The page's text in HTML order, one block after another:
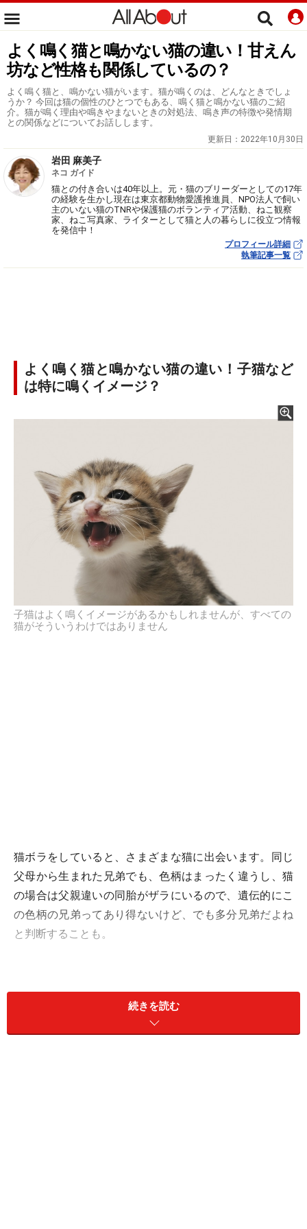
よく鳴く猫と鳴かない猫の違い！甘えん
坊など性格も関係しているの？
よく鳴く猫と、鳴かない猫がいます。猫が鳴くのは、どんなときでしょ
うか？ 今回は猫の個性のひとつでもある、鳴く猫と鳴かない猫のご紹
介。猫が鳴く理由や鳴きやまないときの対処法、鳴き声の特徴や発情期
との関係などについてお話しします。
更新日： 2022年10月30日
岩田 麻美子
ネコ ガイド
猫との付き合いは40年以上。元・猫のブリーダーとしての17年
の経験を生かし現在は東京都動物愛護推進員、NPO法人で飼い
主のいない猫のTNRや保護猫のボランティア活動、ねこ観察
家、ねこ写真家、ライターとして猫と人の暮らしに役立つ情報
を発信中！
プロフィール詳細
執筆記事一覧
よく鳴く猫と鳴かない猫の違い！子猫など
は特に鳴くイメージ？
子猫はよく鳴くイメージがあるかもしれませんが、すべての
猫がそういうわけではありません
猫ボラをしていると、さまざまな猫に出会います。同じ
父母から生まれた兄弟でも、色柄はまったく違うし、猫
の場合は父親違いの同胎がザラにいるので、遺伝的にこ
の色柄の兄弟ってあり得ないけど、でも多分兄弟だよね
と判断することも。
いる兄弟もいれば、まったく違うケースもあります。猫
は非常に個性豊か、そこも猫の魅力かもしれません。今
回はそんな個性のひとつ、鳴く猫と鳴かない猫のご紹
続きを読む